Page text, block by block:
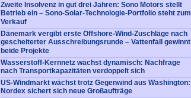
Zweite Insolvenz in gut drei Jahren: Sono Motors stellt
Betrieb ein – Sono-Solar-Technologie-Portfolio steht zum
Verkauf
Dänemark vergibt erste Offshore-Wind-Zuschläge nach
gescheiterter Ausschreibungsrunde – Vattenfall gewinnt
beide Projekte
Wasserstoff-Kernnetz wächst dynamisch: Nachfrage
nach Transportkapazitäten verdoppelt sich
US-Windmarkt wächst trotz Gegenwind aus Washington:
Nordex sichert sich neue Großaufträge